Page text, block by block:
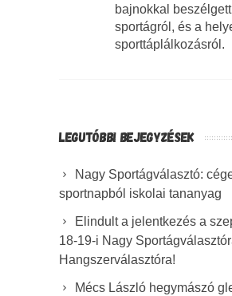
bajnokkal
sportágról, és a
sporttáplálkozásról.
LEGUTÓBBI BEJEGYZÉSEK
Nagy Sportágválasztó:
sportnapból iskolai tananyag
Elindult a jelentkezés a
18-19-i Nagy
Hangszerválasztóra!
Mécs László hegymászó